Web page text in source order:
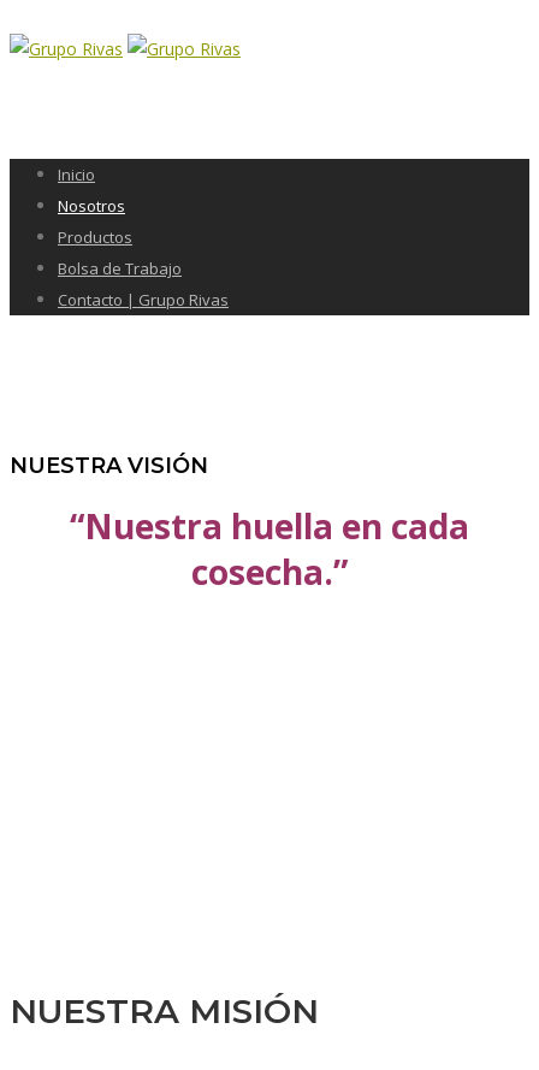
Inicio
Nosotros
Productos
Bolsa de Trabajo
Contacto | Grupo Rivas
NUESTRA VISIÓN
“Nuestra huella en cada
cosecha.”
NUESTRA MISIÓN